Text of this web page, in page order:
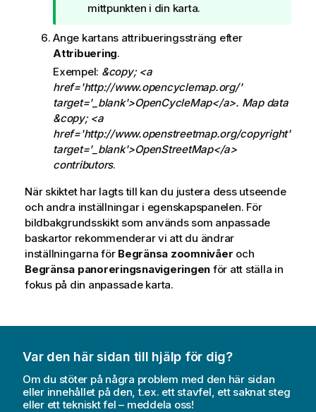
c
n
i
n
g
o
m
t
i
p
mittpunkten i din karta.
Ange kartans attribueringssträng efter
Attribuering.
Exempel: &copy; <a
href='http://www.opencyclemap.org/'
target='_blank'>OpenCycleMap</a>. Map data
&copy; <a
href='http://www.openstreetmap.org/copyright'
target='_blank'>OpenStreetMap</a>
contributors.
När skiktet har lagts till kan du justera dess utseende
och andra inställningar i egenskapspanelen. För
bildbakgrundsskikt som används som anpassade
baskartor rekommenderar vi att du ändrar
inställningarna för Begränsa zoomnivåer och
Begränsa panoreringsnavigeringen för att ställa in
fokus på din anpassade karta.
Var den här sidan till hjälp för dig?
Om du stöter på några problem med den här sidan
eller innehållet på den, t.ex. ett stavfel, ett saknat steg
eller ett tekniskt fel – meddela oss!